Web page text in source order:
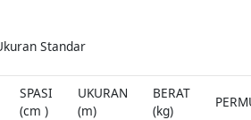
Standar
SPASI
(cm )
UKURAN
(m)
BERAT
(kg)